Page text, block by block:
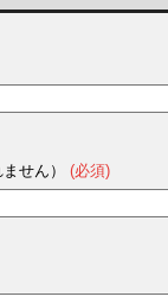
せん） (必須)